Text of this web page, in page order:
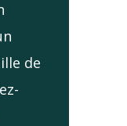
de